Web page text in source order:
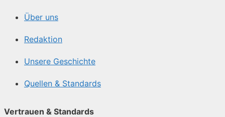
Über uns
Redaktion
Unsere Geschichte
Quellen & Standards
Vertrauen & Standards